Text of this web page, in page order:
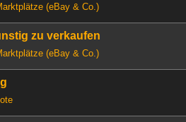
(eBay & Co.)
zu verkaufen
(eBay & Co.)